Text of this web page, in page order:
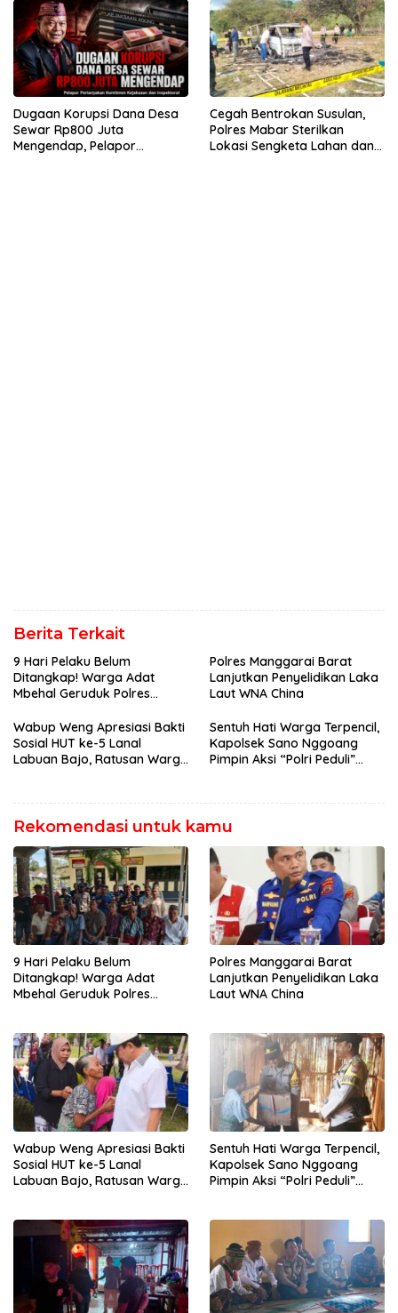
Dugaan Korupsi Dana Desa
Sewar Rp800 Juta
Mengendap, Pelapor
Cegah Bentrokan Susulan,
Polres Mabar Sterilkan
Lokasi Sengketa Lahan dan
Berita Terkait
9 Hari Pelaku Belum
Ditangkap! Warga Adat
Mbehal Geruduk Polres
Penegakan Hukum Kapolres
Polres Manggarai Barat
Lanjutkan Penyelidikan Laka
Laut WNA China
Wabup Weng Apresiasi Bakti
Sosial HUT ke-5 Lanal
Labuan Bajo, Ratusan Warga
Gratis
Sentuh Hati Warga Terpencil,
Kapolsek Sano Nggoang
Pimpin Aksi “Polri Peduli”
Rekomendasi untuk kamu
9 Hari Pelaku Belum
Ditangkap! Warga Adat
Mbehal Geruduk Polres
Polres Manggarai Barat
Lanjutkan Penyelidikan Laka
Laut WNA China
Wabup Weng Apresiasi Bakti
Sosial HUT ke-5 Lanal
Labuan Bajo, Ratusan Warga
Gratis
Sentuh Hati Warga Terpencil,
Kapolsek Sano Nggoang
Pimpin Aksi “Polri Peduli”